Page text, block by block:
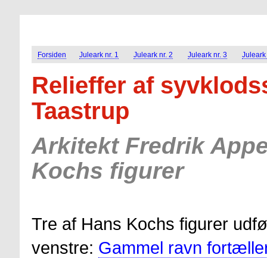
Forsiden Juleark nr. 1 Juleark nr. 2 Juleark nr. 3 Juleark
Relieffer af
Taastrup
Arkitekt Fredrik
Kochs figurer
Tre af Hans Kochs figurer
venstre: Gammel ravn